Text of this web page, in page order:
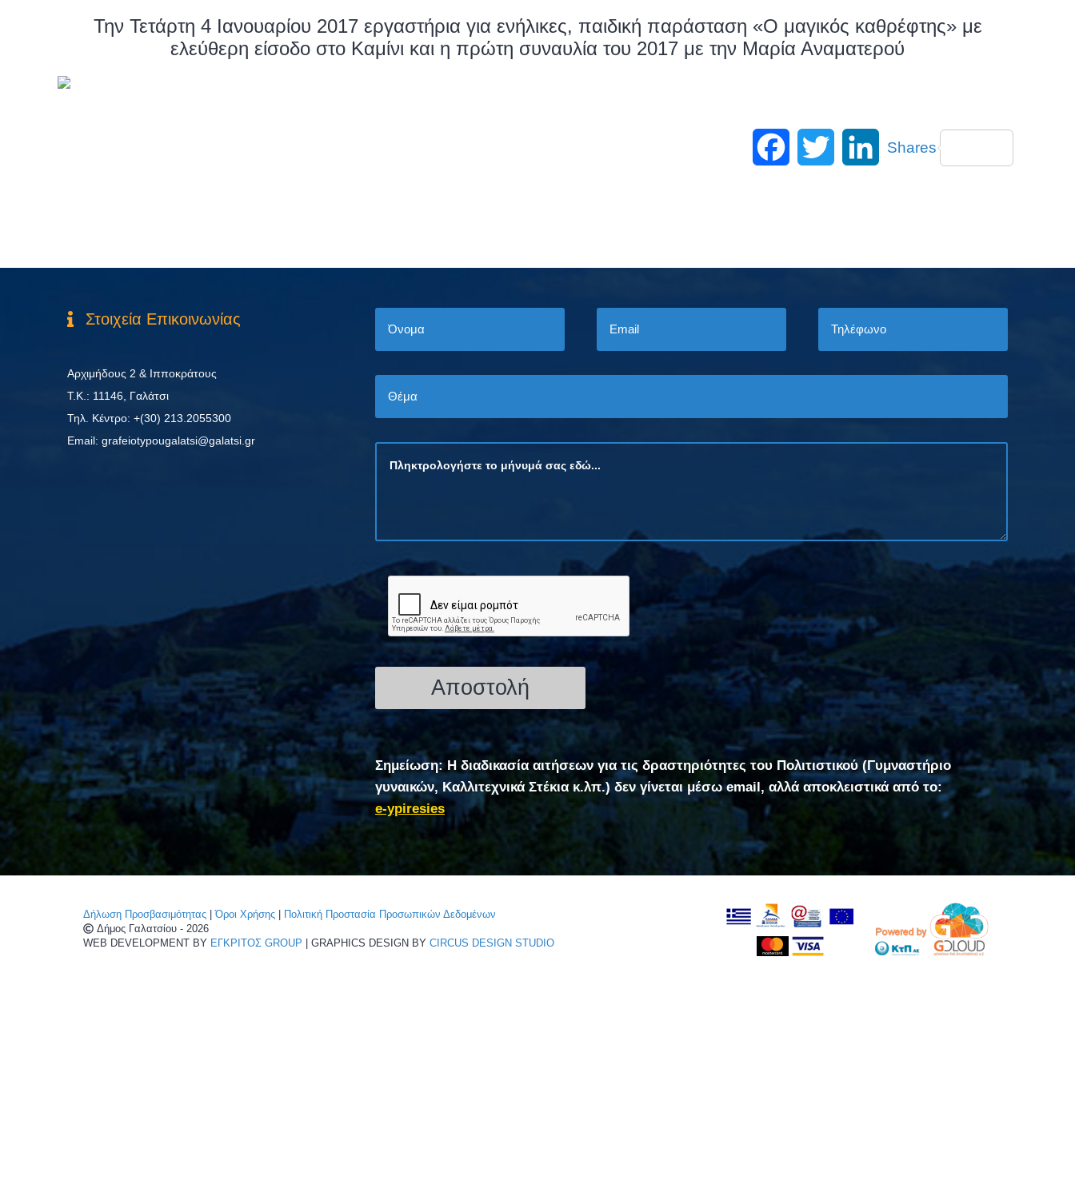
Την Τετάρτη 4 Ιανουαρίου 2017 εργαστήρια για ενήλικες, παιδική παράσταση «Ο μαγικός καθρέφτης» με
ελεύθερη είσοδο στο Καμίνι και η πρώτη συναυλία του 2017 με την Μαρία Αναματερού
FacebookTwitter
Shares
Στοιχεία Επικοινωνίας
Αρχιμήδους 2 & Ιπποκράτους
Τ.Κ.: 11146, Γαλάτσι
Τηλ. Κέντρο: +(30) 213.2055300
Εmail: grafeiotypougalatsi@galatsi.gr
Σημείωση: Η διαδικασία αιτήσεων για τις δραστηριότητες του Πολιτιστικού (Γυμναστήριο
γυναικών, Καλλιτεχνικά Στέκια κ.λπ.) δεν γίνεται μέσω email, αλλά αποκλειστικά από το:
e-ypiresies
Δήλωση Προσβασιμότητας |Όροι Χρήσης
Πολιτική Προστασία Προσωπικών Δεδομένων
Δήμος Γαλατσίου - 2026
WEB DEVELOPMENT BY ΕΓΚΡΙΤΟΣ GROUP | GRAPHICS DESIGN BY CIRCUS DESIGN STUDIO